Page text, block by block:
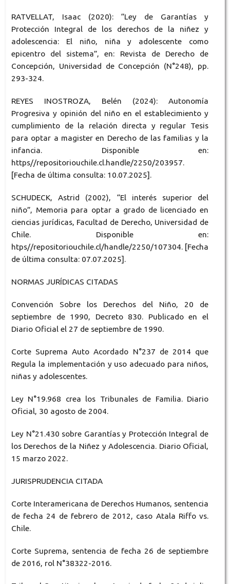
RATVELLAT, Isaac (2020): “Ley de Garantías y
Protección Integral de los derechos de la niñez y
adolescencia: El niño, niña y adolescente como
epicentro del sistema”, en: Revista de Derecho de
Concepción, Universidad de Concepción (N°248), pp.
293-324.
REYES INOSTROZA, Belén (2024): Autonomía
Progresiva y opinión del niño en el establecimiento y
cumplimiento de la relación directa y regular Tesis
para optar a magister en Derecho de las familias y la
infancia. Disponible en:
https//repositoriouchile.cl.handle/2250/203957.
[Fecha de última consulta: 10.07.2025].
SCHUDECK, Astrid (2002), “El interés superior del
niño”, Memoria para optar a grado de licenciado en
ciencias jurídicas, Facultad de Derecho, Universidad de
Chile. Disponible en:
htps//repositoriouchile.cl/handle/2250/107304. [Fecha
de última consulta: 07.07.2025].
NORMAS JURÍDICAS CITADAS
Convención Sobre los Derechos del Niño, 20 de
septiembre de 1990, Decreto 830. Publicado en el
Diario Oficial el 27 de septiembre de 1990.
Corte Suprema Auto Acordado N°237 de 2014 que
Regula la implementación y uso adecuado para niños,
niñas y adolescentes.
Ley N°19.968 crea los Tribunales de Familia. Diario
Oficial, 30 agosto de 2004.
Ley N°21.430 sobre Garantías y Protección Integral de
los Derechos de la Niñez y Adolescencia. Diario Oficial,
15 marzo 2022.
JURISPRUDENCIA CITADA
Corte Interamericana de Derechos Humanos, sentencia
de fecha 24 de febrero de 2012, caso Atala Riffo vs.
Chile.
Corte Suprema, sentencia de fecha 26 de septiembre
de 2016, rol N°38322-2016.